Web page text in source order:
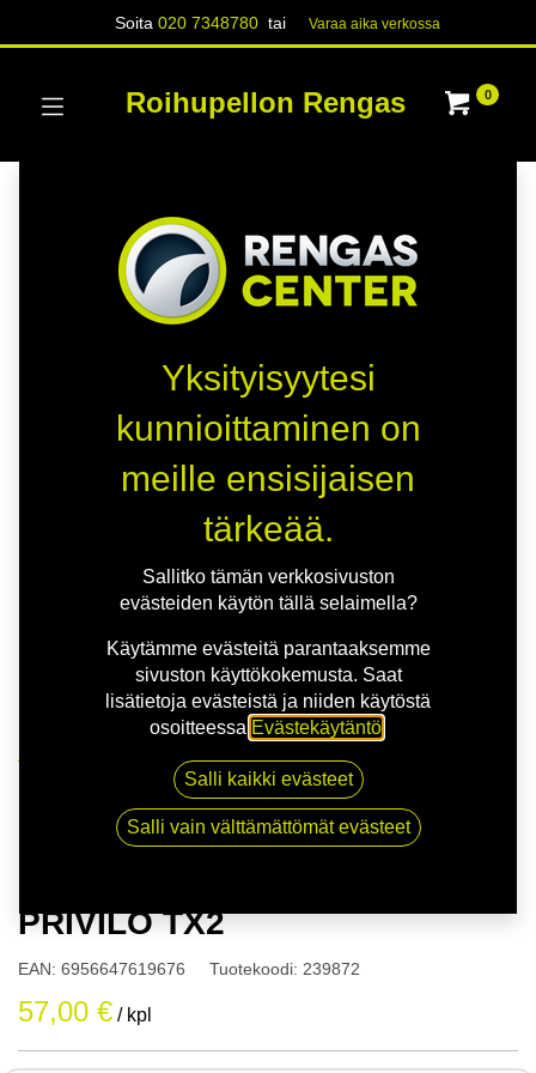
Soita020 7348780 tai Varaa aika verk​​​​ossa
Roihupellon Rengas 0
165/65R15 81T TRACMAX X PRIVILO TX2
PRIVILO TX2
EAN: 6956647619676 Tuotekoodi: 239872
57,00 € / kpl
Yksityisyytesi
kunnioittaminen on
meille ensisijaisen
tärkeää.
Sallitko tämän verkkosivuston
evästeiden käytön tällä selaimella?
Käytämme evästeitä parantaaksemme
sivuston käyttökokemusta. Saat
lisätietoja evästeistä ja niiden käytöstä
osoitteessa Evästekäytäntö
Salli kaikki evästeet
Salli vain välttämättömät evästeet